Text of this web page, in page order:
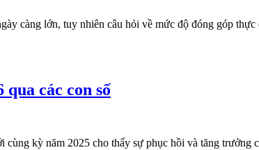
càng lớn, tuy nhiên câu hỏi về mức độ đóng góp
các con số
kỳ năm 2025 cho thấy sự phục hồi và tăng